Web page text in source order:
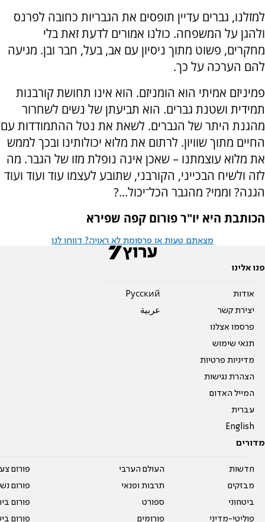
למזלנו, גברים עדיין תופסים את הגבריות כחובה לפרנס
ולהגן על המשפחה. כולנו אמורים לדעת זאת בלי
מחקרים, פשוט מתוך ניסיון עם אב, בעל, חבר ובן. מגיעה
להם הערכה על כך.
פמיניזם אמיתי הוא הומניזם. הוא אינו תחושת קורבנות
תמידית ושטנת גברים. הוא תביעתן של נשים לשחרור
מהגנת היתר של הגברים. לשאת את נטל ההתמודדות עם
החיים מתוך שוויון. לרתום את מלוא יכולותינו ובכך לממש
את מלוא עוצמתנו – שאכן אינה נופלת מזו של הגבר. מה
לזה ולשיח הבכייני, הקורבני, שתובע לעצמו עוד ועוד ועוד
הגנה? וממי? מהגבר הכל־יכול...?
הכותבת היא יו"ר פורום קפה שפירא
מצאתם טעות או פרסומת לא ראויה? דווחו לנו
פנו אלינו
אודות
יצירת קשר
פרסמו אצלנו
תנאי שימוש
מדיניות פרטיות
הצהרת נגישות
המייל האדום
עברית
English
Pусский
عربية
מדורים
חדשות
מבזקים
ביטחוני
פוליטי-מדיני
העולם הערבי
תרבות ופנאי
ספורט
פורומים
פורום
פורום
פורום
פורום